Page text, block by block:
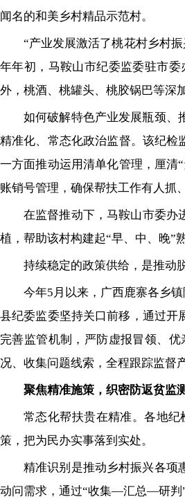
闻名的和美乡村精品示范村。
“产业发展激活了桃花村乡村
年年初，马鞍山市纪委监委驻市
外，桃酒、桃罐头、桃胶锅巴等深
如何破解特色产业发展瓶颈、
精准化、常态化政治监督。该纪检
一方面推动运用清单化管理，厘清
账销号管理，确保帮扶工作有人抓
在监督推动下，马鞍山市委办
植，帮助该村构建起“早、中、晚”
持续稳定的政策供给，是推动
今年5月以来，广西鹿寨各乡
县纪委监委坚持关口前移，通过开
完善监管机制，严防虚报冒领、
况、收集问题线索，全程跟踪监督
聚焦精准施策，织密防返贫监
常态化帮扶贵在精准。各地
策，把为民办实事落到实处。
精准识别是推动乡村振兴各项
动问需求，通过“收集—汇总—研判